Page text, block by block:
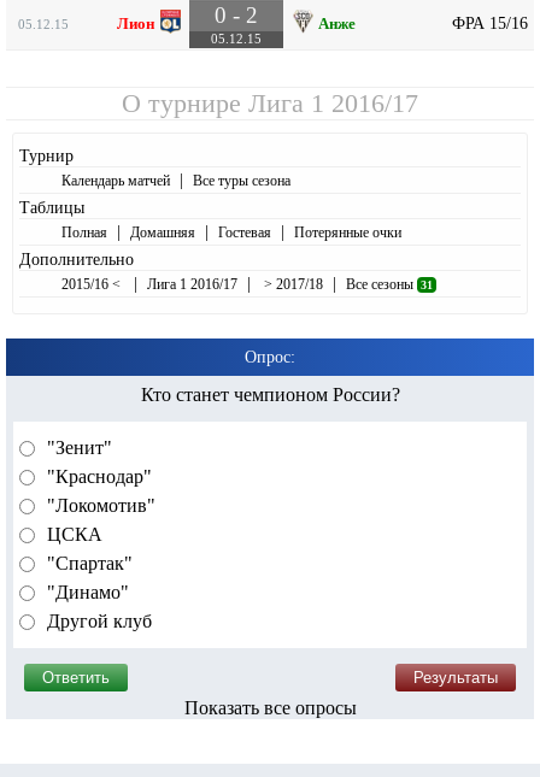
05.12.15 Лион 0 - 2
05.12.15
Анже ФРА 15/16
О турнире Лига 1 2016/17
Турнир
Календарь матчей | Все туры сезона
Таблицы
Полная | Домашняя | Гостевая | Потерянные очки
Дополнительно
2015/16 < | Лига 1 2016/17 | > 2017/18 | Все сезоны 31
Опрос:
Кто станет чемпионом России?
"Зенит"
"Краснодар"
"Локомотив"
ЦСКА
"Спартак"
"Динамо"
Другой клуб
Показать все опросы